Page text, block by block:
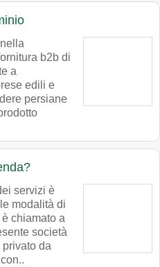
b2b di
a
edili e
persiane
servizi è
modalità di
chiamato a
società
da